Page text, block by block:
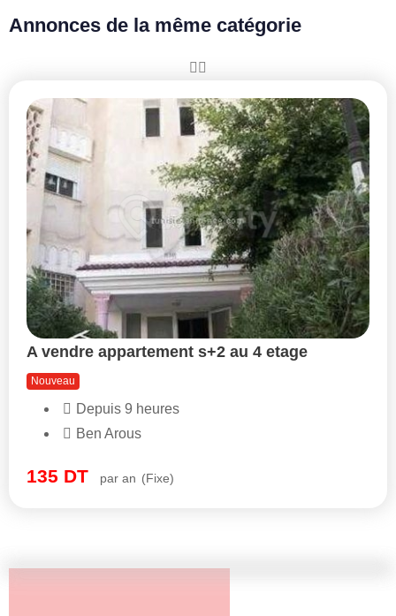
Annonces de la même catégorie
A vendre appartement s+2 au 4 etage
Nouveau
Depuis 9 heures
Ben Arous
135 DT par an (Fixe)